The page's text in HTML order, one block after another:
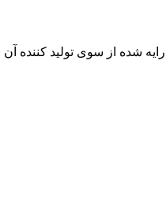
ارایه شده از سوی تولید کننده